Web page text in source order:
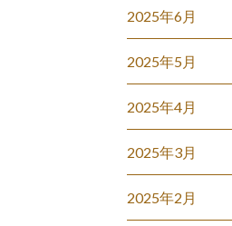
2025年6月
2025年5月
2025年4月
2025年3月
2025年2月